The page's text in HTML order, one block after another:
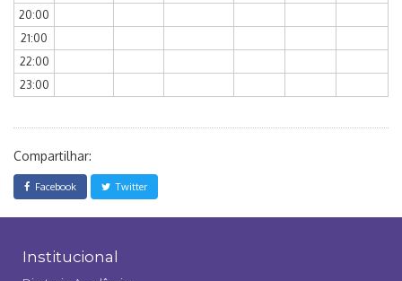
20:00
21:00
22:00
23:00
Compartilhar:
Facebook Twitter
Institucional